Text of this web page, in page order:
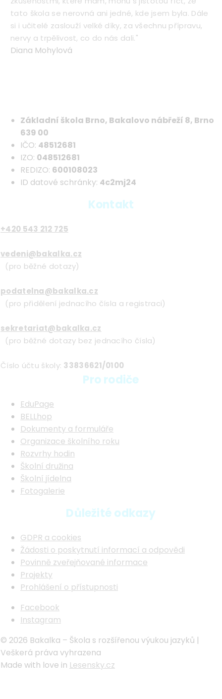
tato škola se nerovná ani jedné, kde jsem byla. Dále
si i učitelé zaslouží velké díky, za všechnu přípravu,
nervy a trpělivost, co do nás dali."
Diana Mohylová
Základní škola Brno, Bakalovo nábřeží 8, Brno
639 00
IČO: 48512681
IZO: 048512681
REDIZO: 600108023
ID datové schránky: 4c2mj24
Kontakt
+420 543 212 725
vedeni@bakalka.cz
(pro běžné dotazy)
podatelna@bakalka.cz
(pro přidělení jednacího čísla a registraci)
sekretariat@bakalka.cz
(pro běžné dotazy bez jednacího čísla)
Číslo účtu školy: 33836621/0100
Pro rodiče
EduPage
BELLhop
Dokumenty a formuláře
Organizace školního roku
Rozvrhy hodin
Školní družina
Školní jídelna
Fotogalerie
Důležité odkazy
GDPR a cookies
Žádosti o poskytnutí informací a odpovědi
Povinně zveřejňované informace
Projekty
Prohlášení o přístupnosti
Facebook
Instagram
© 2026 Bakalka – Škola s rozšířenou výukou jazyků |
Veškerá práva vyhrazena
Made with love in Lesensky.cz